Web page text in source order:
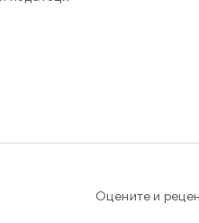
Оцените и